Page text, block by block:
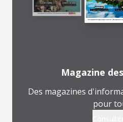
Magazine
Des magazines
pour